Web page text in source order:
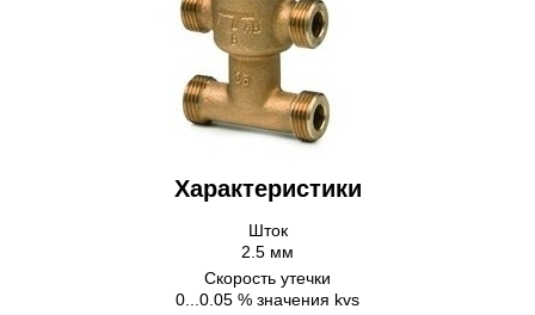
Характеристики
Шток
2.5 мм
Скорость утечки
0...0.05 % значения kvs